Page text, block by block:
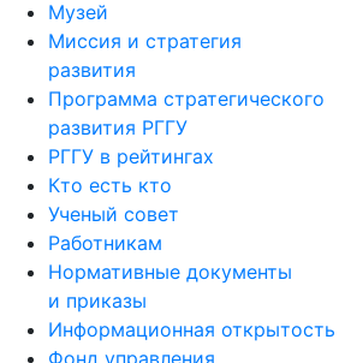
Музей
Миссия и стратегия
развития
Программа стратегического
развития РГГУ
РГГУ в рейтингах
Кто есть кто
Ученый совет
Работникам
Нормативные документы
и приказы
Информационная открытость
Фонд управления